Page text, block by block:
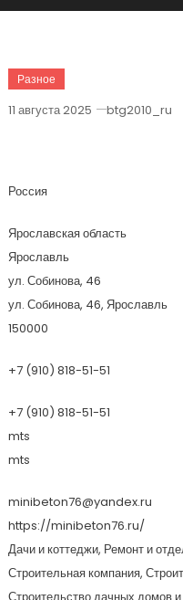
Разное
11 августа 2025 btg2010_ru
Россия
Ярославская область
Ярославль
ул. Собинова, 46
ул. Собинова, 46, Ярославль
150000
+7 (910) 818-51-51
+7 (910) 818-51-51
mts
mts
minibeton76@yandex.ru
https://minibeton76.ru/
Дачи и коттеджи, Ремонт и
Строительная компания,